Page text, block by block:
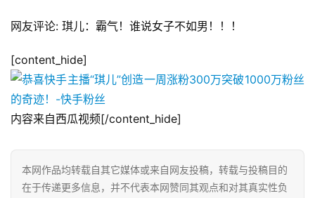
店
运
网友评论: 琪儿：霸气！谁说女子不如男！！！
[content_hide]
内容来自西瓜视频[/content_hide]
本网作品均转载自其它媒体或来自网友投稿，转载与投稿目的
在于传递更多信息，并不代表本网赞同其观点和对其真实性负